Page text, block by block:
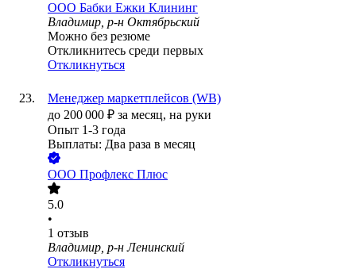
ООО Бабки Ежки Клининг
Владимир, р-н Октябрьский
Можно без резюме
Откликнитесь среди первых
Откликнуться
Менеджер маркетплейсов (WB)
до 200 000 ₽ за месяц, на руки
Опыт 1-3 года
Выплаты: Два раза в месяц
ООО Профлекс Плюс
5.0
•
1 отзыв
Владимир, р-н Ленинский
Откликнуться